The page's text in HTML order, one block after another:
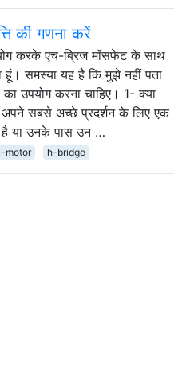
की गणना करें
करके एच-ब्रिज मॉसफेट के साथ
हूं। समस्या यह है कि मुझे नहीं पता
उपयोग करना चाहिए। 1- क्या
अपने सबसे अच्छे प्रदर्शन के लिए एक
है या उनके पास उन …
motor h-bridge